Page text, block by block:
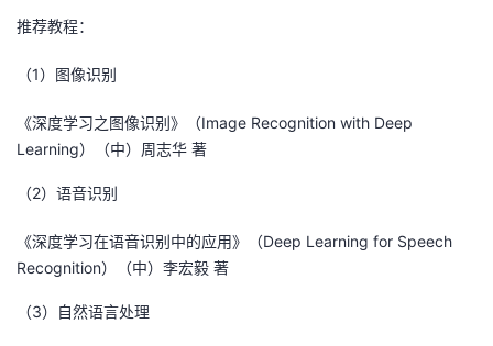
推荐教程：
（1）图像识别
《深度学习之图像识别》（Image Recognition with Deep
Learning）（中）周志华 著
（2）语音识别
《深度学习在语音识别中的应用》（Deep Learning for Speech
Recognition）（中）李宏毅 著
（3）自然语言处理